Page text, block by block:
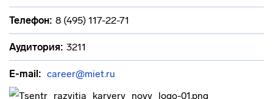
Телефон: 8 (495) 117-22-71
Аудитория: 3211
E-mail: career@miet.ru